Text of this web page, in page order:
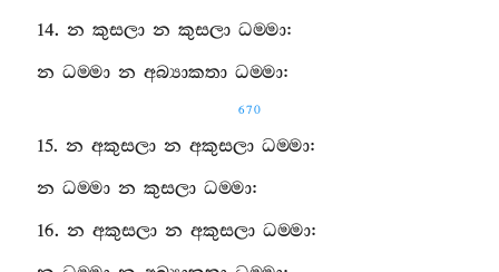
14. න කුසලා න කුසලා ධම‍්මා:
න ධම‍්මා න අබ්‍යාකතා ධම‍්මා:
670
15. න අකුසලා න අකුසලා ධම‍්මා:
න ධම‍්මා න කුසලා ධම‍්මා:
16. න අකුසලා න අකුසලා ධම‍්මා: